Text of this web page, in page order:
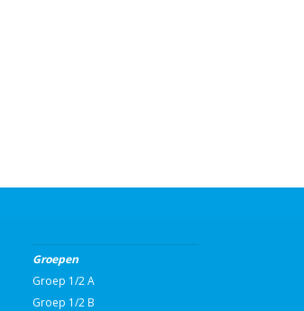
Groepen
Groep 1/2 A
Groep 1/2 B